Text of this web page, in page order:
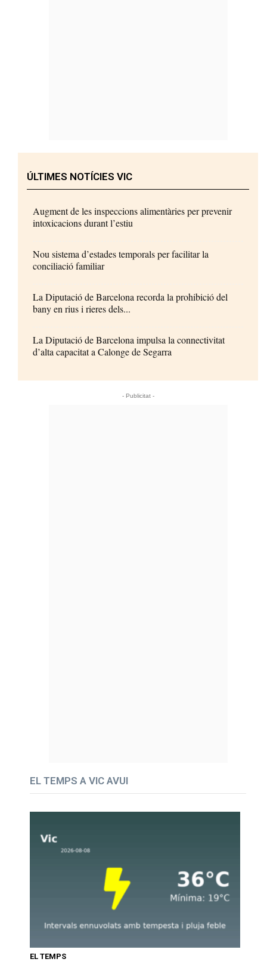
ÚLTIMES NOTÍCIES VIC
Augment de les inspeccions alimentàries per prevenir
intoxicacions durant l’estiu
Nou sistema d’estades temporals per facilitar la
conciliació familiar
La Diputació de Barcelona recorda la prohibició del
bany en rius i rieres dels...
La Diputació de Barcelona impulsa la connectivitat
d’alta capacitat a Calonge de Segarra
- Publicitat -
EL TEMPS A VIC AVUI
EL TEMPS